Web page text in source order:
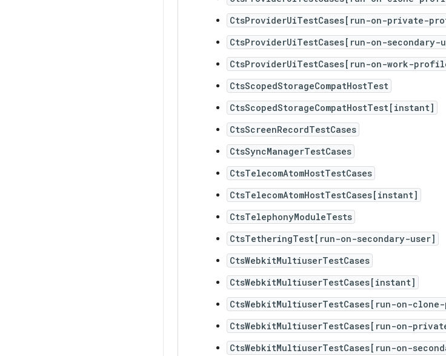
CtsProviderUiTestCases[run-on-private-
CtsProviderUiTestCases[run-on-secondary-
CtsProviderUiTestCases[run-on-work-
CtsScopedStorageCompatHostTest
CtsScopedStorageCompatHostTest[instant]
CtsScreenRecordTestCases
CtsSyncManagerTestCases
CtsTelecomAtomHostTestCases
CtsTelecomAtomHostTestCases[instant]
CtsTelephonyModuleTests
CtsTetheringTest[run-on-secondary-user]
CtsWebkitMultiuserTestCases
CtsWebkitMultiuserTestCases[instant]
CtsWebkitMultiuserTestCases[run-on-
CtsWebkitMultiuserTestCases[run-on-
CtsWebkitMultiuserTestCases[run-on-